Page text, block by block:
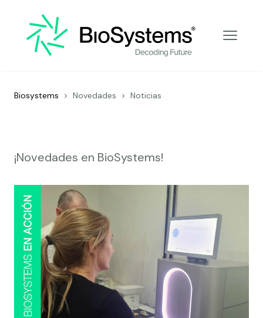
Decoding Future
Biosystems > Novedades > Noticias
¡Novedades en BioSystems!